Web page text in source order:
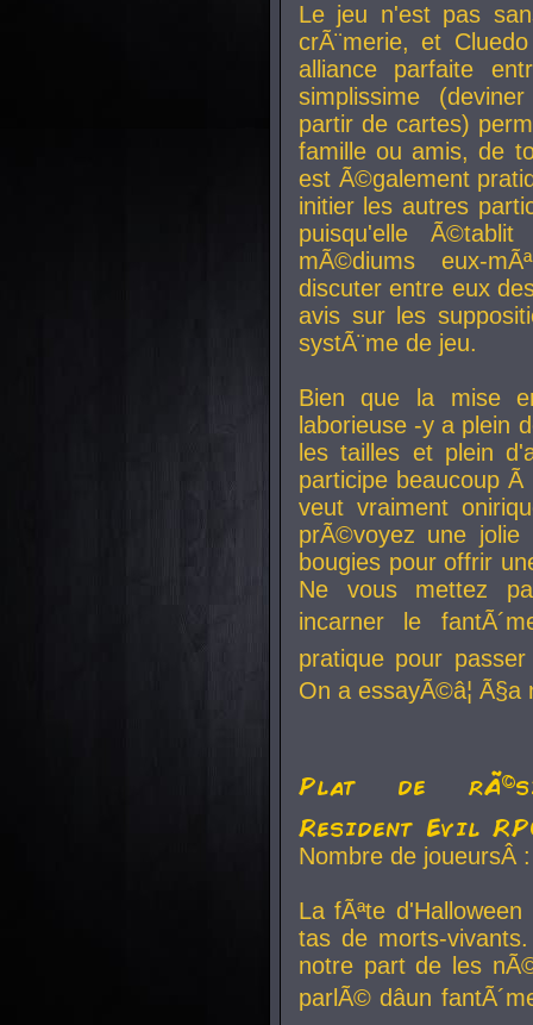
Le jeu n'est pas
crÃ¨merie, et
alliance parfaite
simplissime
partir de cartes)
famille ou amis, de
est Ã©galement
initier les autres
puisqu'elle
mÃ©diums eux-
discuter entre eux
avis sur les
systÃ¨me de jeu.
Bien que la mise
laborieuse -y a plein
les tailles et plein
participe beaucoup
veut vraiment
prÃ©voyez une
bougies pour offrir
Ne vous mettez
incarner le
pratique pour
On a essayÃ©â¦
Plat de
Resident Evil
Nombre de
La fÃªte
tas de morts-
notre part de les
parlÃ© dâun